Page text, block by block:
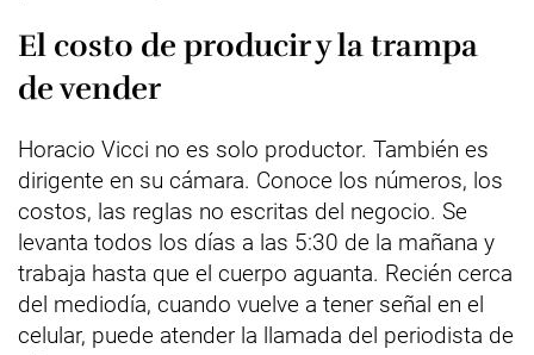
El costo de producir y la trampa
de vender
Horacio Vicci no es solo productor. También es
dirigente en su cámara. Conoce los números, los
costos, las reglas no escritas del negocio. Se
levanta todos los días a las 5:30 de la mañana y
trabaja hasta que el cuerpo aguanta. Recién cerca
del mediodía, cuando vuelve a tener señal en el
celular, puede atender la llamada del periodista de